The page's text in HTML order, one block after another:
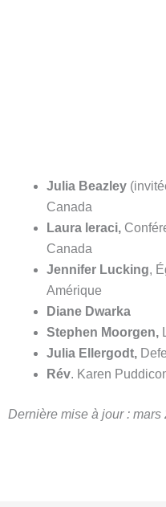
Julia Beazley
Canada
Laura leraci,
Canada
Jennifer Lucking,
Amérique
Diane Dwarka
Stephen Moorgen,
Julia Ellergodt,
Rév. Karen
Dernière mise à jour : mars